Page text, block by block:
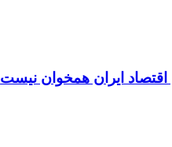
اقتصاد ایران همخوان نیست